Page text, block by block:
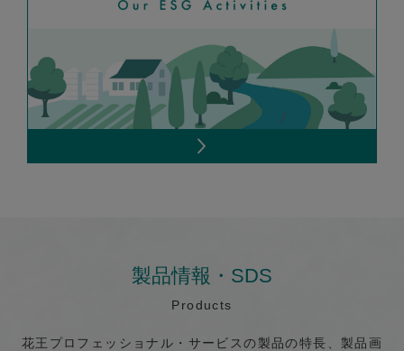
製品情報・SDS
Products
花王プロフェッショナル・サービスの製品の特長、製品画